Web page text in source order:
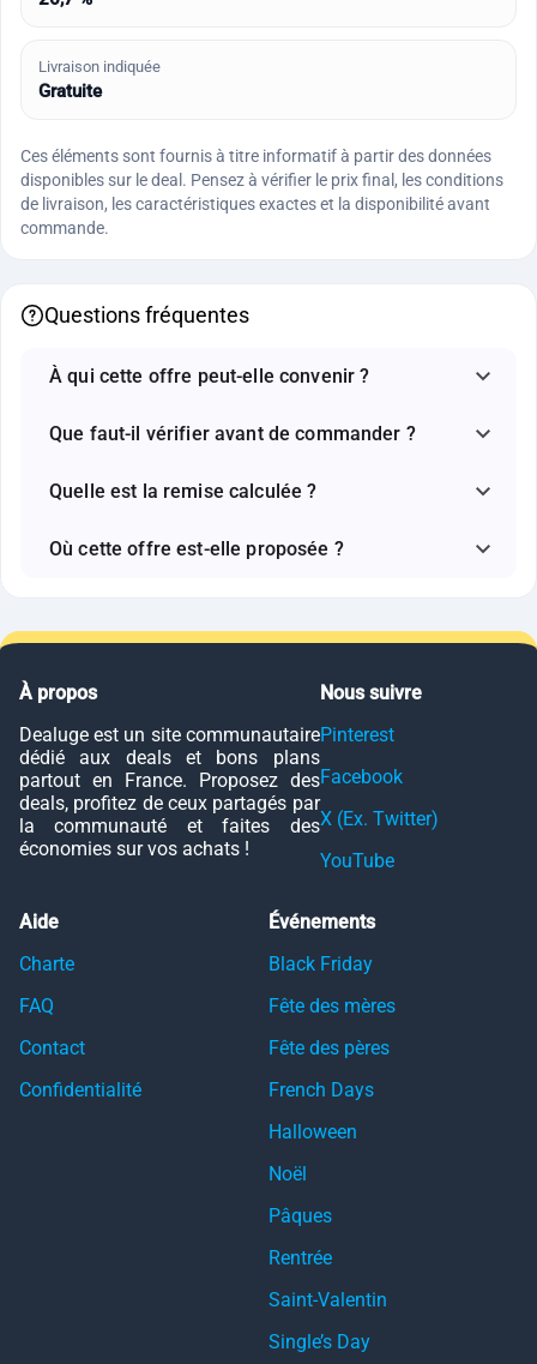
Livraison indiquée
Gratuite
Ces éléments sont fournis à titre informatif à partir des données
disponibles sur le deal. Pensez à vérifier le prix final, les conditions
de livraison, les caractéristiques exactes et la disponibilité avant
commande.
Questions fréquentes
À qui cette offre peut-elle convenir ?
Que faut-il vérifier avant de commander ?
Quelle est la remise calculée ?
Où cette offre est-elle proposée ?
À propos
Dealuge est un site communautaire
dédié aux deals et bons plans
partout en France. Proposez des
deals, profitez de ceux partagés par
la communauté et faites des
économies sur vos achats !
Nous suivre
Pinterest
Facebook
X (Ex. Twitter)
YouTube
Aide
Charte
FAQ
Contact
Confidentialité
Événements
Black Friday
Fête des mères
Fête des pères
French Days
Halloween
Noël
Pâques
Rentrée
Saint-Valentin
Single’s Day